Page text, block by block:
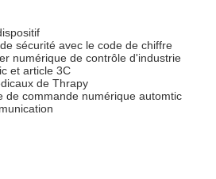
sécurité avec le code de chiffre
numérique de contrôle d'industrie
et article 3C
de Thrapy
de commande numérique automtic